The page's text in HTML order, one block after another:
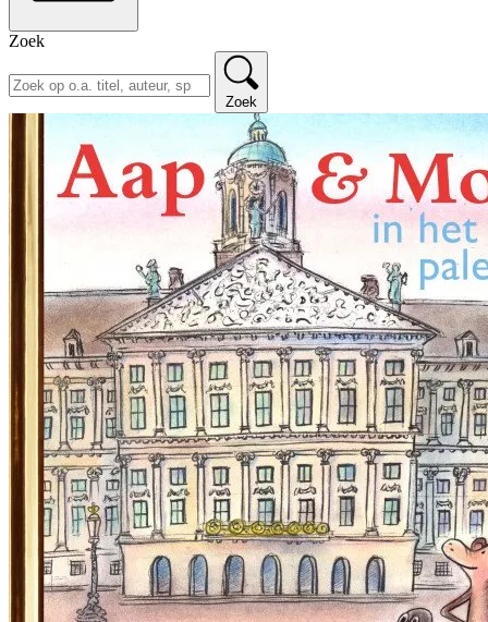
Zoek
Zoek